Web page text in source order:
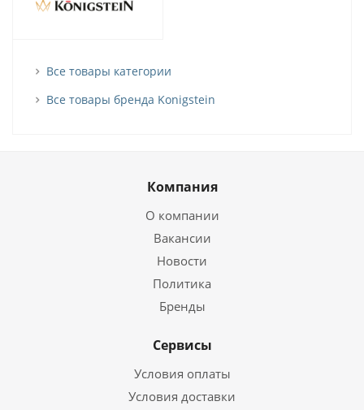
Все товары категории
Все товары бренда Konigstein
Компания
О компании
Вакансии
Новости
Политика
Бренды
Сервисы
Условия оплаты
Условия доставки